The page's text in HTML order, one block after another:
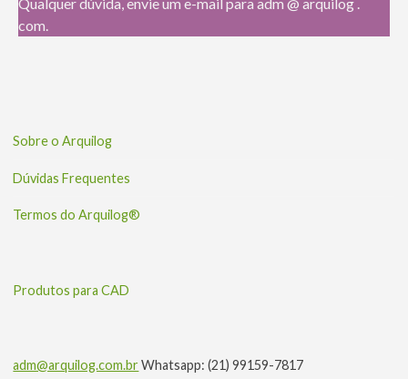
Qualquer dúvida, envie um e-mail para adm @ arquilog .
com.
Sobre o Arquilog
Dúvidas Frequentes
Termos do Arquilog®
Produtos para CAD
adm@arquilog.com.brWhatsapp: (21) 99159-7817